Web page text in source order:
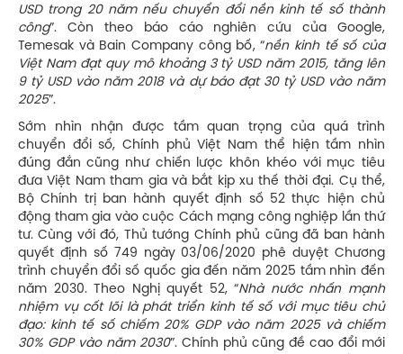
USD trong 20 năm nếu chuyển đổi nền kinh tế số thành
công”. Còn theo báo cáo nghiên cứu của Google,
Temesak và Bain Company công bố, “nền kinh tế số của
Việt Nam đạt quy mô khoảng 3 tỷ USD năm 2015, tăng lên
9 tỷ USD vào năm 2018 và dự báo đạt 30 tỷ USD vào năm
2025”.
Sớm nhìn nhận được tầm quan trọng của quá trình
chuyển đổi số, Chính phủ Việt Nam thể hiện tầm nhìn
đúng đắn cũng như chiến lược khôn khéo với mục tiêu
đưa Việt Nam tham gia và bắt kịp xu thế thời đại. Cụ thể,
Bộ Chính trị ban hành quyết định số 52 thực hiện chủ
động tham gia vào cuộc Cách mạng công nghiệp lần thứ
tư. Cùng với đó, Thủ tướng Chính phủ cũng đã ban hành
quyết định số 749 ngày 03/06/2020 phê duyệt Chương
trình chuyển đổi số quốc gia đến năm 2025 tầm nhìn đến
năm 2030. Theo Nghị quyết 52, “Nhà nước nhấn mạnh
nhiệm vụ cốt lõi là phát triển kinh tế số với mục tiêu chủ
đạo: kinh tế số chiếm 20% GDP vào năm 2025 và chiếm
30% GDP vào năm 2030”. Chính phủ cũng đề cao đổi mới